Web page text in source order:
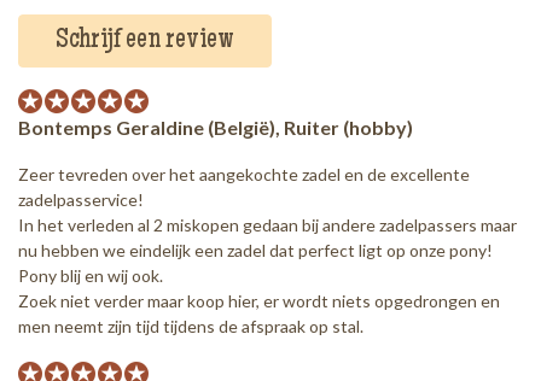
Schrijf een review
Bontemps Geraldine (België), Ruiter (hobby)
Zeer tevreden over het aangekochte zadel en de excellente
zadelpasservice!
In het verleden al 2 miskopen gedaan bij andere zadelpassers maar
nu hebben we eindelijk een zadel dat perfect ligt op onze pony!
Pony blij en wij ook.
Zoek niet verder maar koop hier, er wordt niets opgedrongen en
men neemt zijn tijd tijdens de afspraak op stal.